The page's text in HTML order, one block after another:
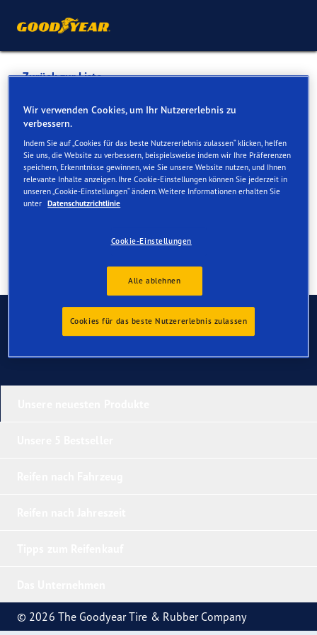
Zurück zur Liste
GARAGE BOVE SA
Dienste online und vor Ort verfügbar
Kontakt Serviceleistungen
Kontaktieren Sie uns
© 2026 The Goodyear Tire & Rubber Company
Wir verwenden Cookies, um Ihr Nutzererlebnis zu
verbessern.
Indem Sie auf „Cookies für das beste Nutzererlebnis zulassen“ klicken, helfen
Sie uns, die Website zu verbessern, beispielsweise indem wir Ihre Präferenzen
speichern, Erkenntnisse gewinnen, wie Sie unsere Website nutzen, und Ihnen
relevante Inhalte anzeigen. Ihre Cookie-Einstellungen können Sie jederzeit in
unseren „Cookie-Einstellungen“ ändern. Weitere Informationen erhalten Sie
unter Datenschutzrichtlinie
Cookie-Einstellungen
Alle ablehnen
Cookies für das beste Nutzererlebnis zulassen